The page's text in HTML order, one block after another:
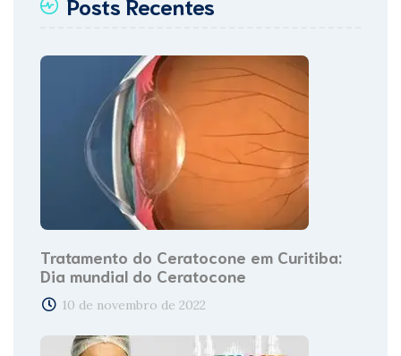
Tratamento do Ceratocone em Curitiba:
Dia mundial do Ceratocone
10 de novembro de 2022